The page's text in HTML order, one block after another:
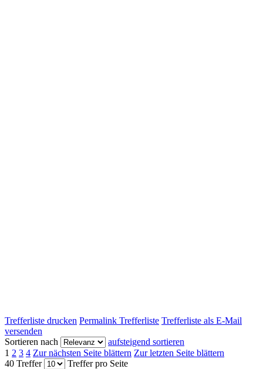
Trefferliste drucken Permalink Trefferliste Trefferliste als E-Mail
versenden
Sortieren nach
aufsteigend sortieren
1 2 3 4 Zur nächsten Seite blättern Zur letzten Seite blättern
40 Treffer
Treffer pro Seite